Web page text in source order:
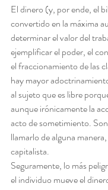
El dinero (y, por ende, el
convertido en la máxima
determinar el valor del
ejemplificar el poder, el
el fraccionamiento de las
hay mayor
al sujeto que es libre
aunque irónicamente la
acto de sometimiento.
llamarlo de alguna
capitalista.
Seguramente, lo más
el individuo mueve el